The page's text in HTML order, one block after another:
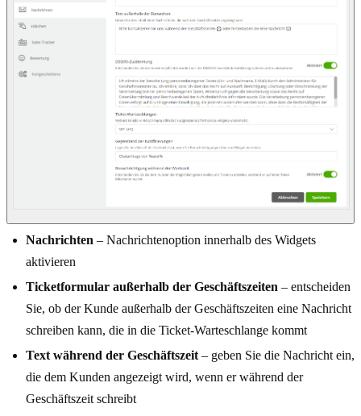
Nachrichten – Nachrichtenoption innerhalb des Widgets
aktivieren
Ticketformular außerhalb der Geschäftszeiten – entscheiden
Sie, ob der Kunde außerhalb der Geschäftszeiten eine Nachricht
schreiben kann, die in die Ticket-Warteschlange kommt
Text während der Geschäftszeit – geben Sie die Nachricht ein,
die dem Kunden angezeigt wird, wenn er während der
Geschäftszeit schreibt